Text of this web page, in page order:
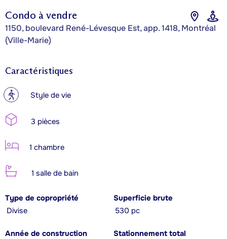
Condo à vendre
1150, boulevard René-Lévesque Est, app. 1418, Montréal
(Ville-Marie)
Caractéristiques
? Style de vie
3 pièces
1 chambre
1 salle de bain
Type de copropriété
Divise
Superficie brute
530 pc
Année de construction
Stationnement total